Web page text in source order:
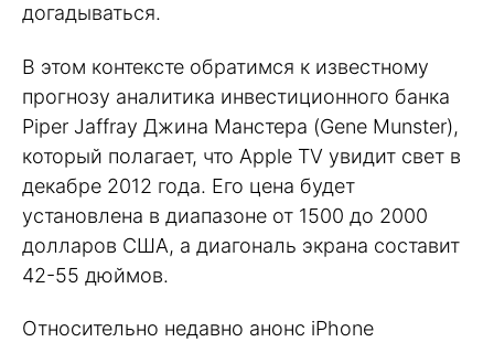
догадываться.
В этом контексте обратимся к известному
прогнозу аналитика инвестиционного банка
Piper Jaffray Джина Манстера (Gene Munster),
который полагает, что Apple TV увидит свет в
декабре 2012 года. Его цена будет
установлена в диапазоне от 1500 до 2000
долларов США, а диагональ экрана составит
42-55 дюймов.
Относительно недавно анонс iPhone